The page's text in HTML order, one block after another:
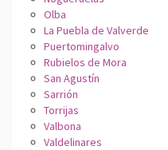
Olba
La Puebla de Valverde
Puertomingalvo
Rubielos de Mora
San Agustín
Sarrión
Torrijas
Valbona
Valdelinares